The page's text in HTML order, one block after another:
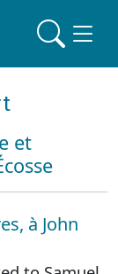
et
à John